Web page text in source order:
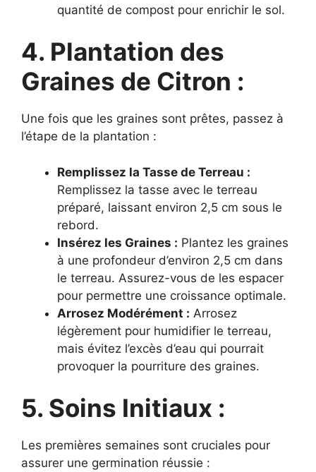
quantité de compost pour enrichir le sol.
4. Plantation des
Graines de Citron :
Une fois que les graines sont prêtes, passez à
l’étape de la plantation :
Remplissez la Tasse de Terreau :
Remplissez la tasse avec le terreau
préparé, laissant environ 2,5 cm sous le
rebord.
Insérez les Graines : Plantez les graines
à une profondeur d’environ 2,5 cm dans
le terreau. Assurez-vous de les espacer
pour permettre une croissance optimale.
Arrosez Modérément : Arrosez
légèrement pour humidifier le terreau,
mais évitez l’excès d’eau qui pourrait
provoquer la pourriture des graines.
5. Soins Initiaux :
Les premières semaines sont cruciales pour
assurer une germination réussie :